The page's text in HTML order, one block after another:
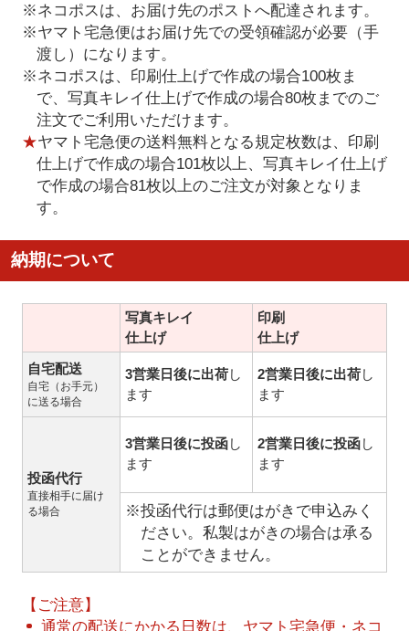
※ネコポスは、お届け先のポストへ配達されます。
※ヤマト宅急便はお届け先での受領確認が必要（手
渡し）になります。
※ネコポスは、印刷仕上げで作成の場合100枚ま
で、写真キレイ仕上げで作成の場合80枚までのご
注文でご利用いただけます。
★ヤマト宅急便の送料無料となる規定枚数は、印刷
仕上げで作成の場合101枚以上、写真キレイ仕上げ
で作成の場合81枚以上のご注文が対象となりま
す。
納期について
写真キレイ
仕上げ
印刷
仕上げ
自宅配送
自宅（お手元）
に送る場合
3営業日後に出荷し
ます
2営業日後に出荷し
ます
投函代行
直接相手に届け
る場合
3営業日後に投函し
ます
2営業日後に投函し
ます
※投函代行は郵便はがきで申込みく
ださい。私製はがきの場合は承る
ことができません。
【ご注意】
通常の配送にかかる日数は、ヤマト宅急便・ネコ